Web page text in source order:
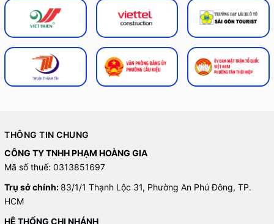
THÔNG TIN CHUNG
CÔNG TY TNHH PHẠM HOÀNG GIA
Mã số thuế: 0313851697
Trụ sở chính: 83/1/1 Thạnh Lộc 31, Phường An Phú Đông, TP.
HCM
HỆ THỐNG CHI NHÁNH